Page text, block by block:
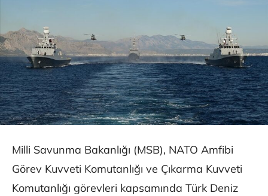
Milli Savunma Bakanlığı (MSB), NATO Amfibi
Görev Kuvveti Komutanlığı ve Çıkarma Kuvveti
Komutanlığı görevleri kapsamında Türk Deniz